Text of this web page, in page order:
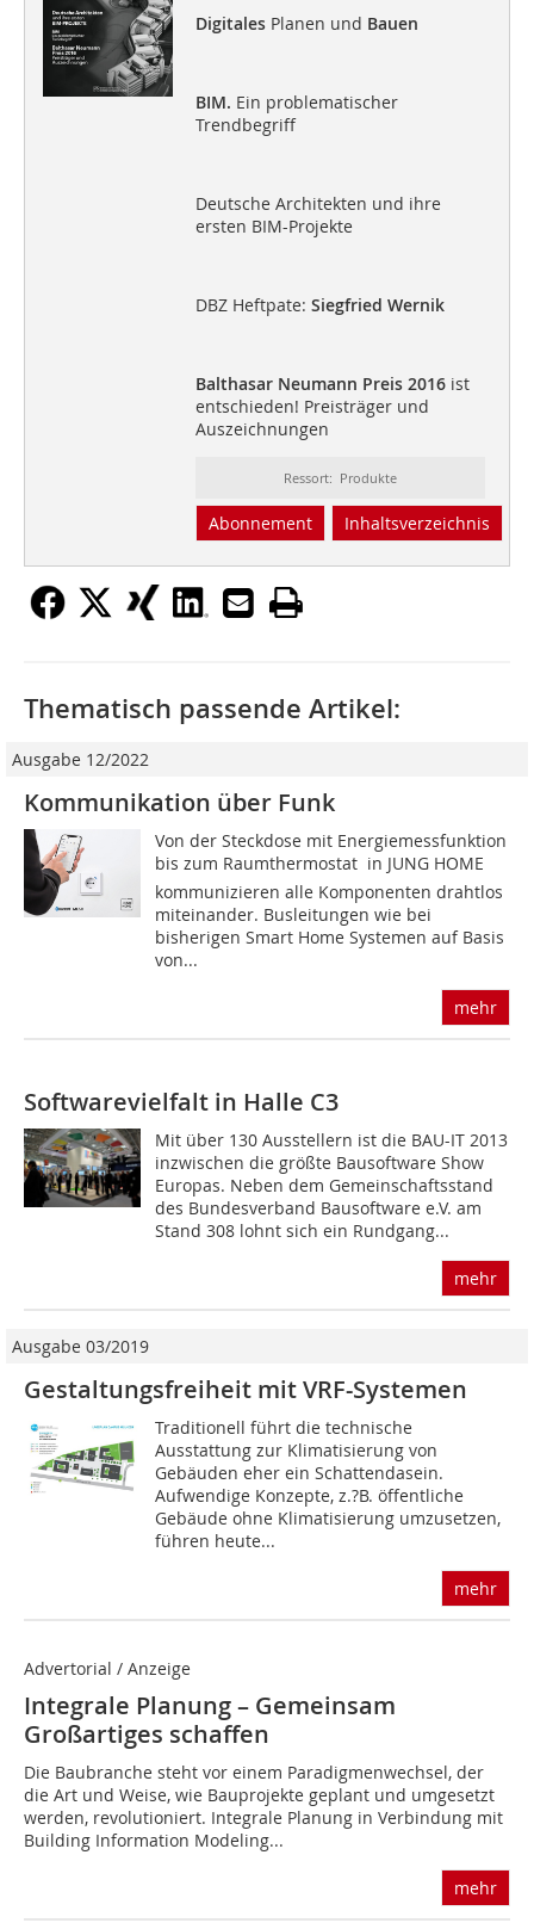
DigitalesPlanen und Bauen
BIM. Ein problematischer
Trendbegriff
Deutsche Architekten und ihre
ersten BIM-Projekte
DBZ Heftpate: Siegfried Wernik
Balthasar Neumann Preis 2016ist
entschieden! Preisträger und
Auszeichnungen
Ressort: Produkte
Abonnement Inhaltsverzeichnis
Thematisch passende Artikel:
Ausgabe 12/2022
Kommunikation über Funk
Von der Steckdose mit Energiemessfunktion
bis zum Raumthermostat  in JUNG HOME
kommunizieren alle Komponenten drahtlos
miteinander. Busleitungen wie bei
bisherigen Smart Home Systemen auf Basis
von...
mehr
Softwarevielfalt in Halle C3
Mit über 130 Ausstellern ist die BAU-IT 2013
inzwischen die größte Bausoftware Show
Europas. Neben dem Gemeinschaftsstand
des Bundesverband Bausoftware e.V. am
Stand 308 lohnt sich ein Rundgang...
mehr
Ausgabe 03/2019
Gestaltungsfreiheit mit VRF-Systemen
Traditionell führt die technische
Ausstattung zur Klimatisierung von
Gebäuden eher ein Schattendasein.
Aufwendige Konzepte, z.?B. öffentliche
Gebäude ohne Klimatisierung umzusetzen,
führen heute...
mehr
Advertorial / Anzeige
Integrale Planung – Gemeinsam
Großartiges schaffen
Die Baubranche steht vor einem Paradigmenwechsel, der
die Art und Weise, wie Bauprojekte geplant und umgesetzt
werden, revolutioniert. Integrale Planung in Verbindung mit
Building Information Modeling...
mehr